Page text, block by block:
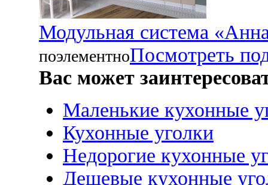
Модульная система
поэлементноПосмотреть
Вас может
Маленькие кухонные
Кухонные уголки
Недорогие кухонные
Дешевые кухонные